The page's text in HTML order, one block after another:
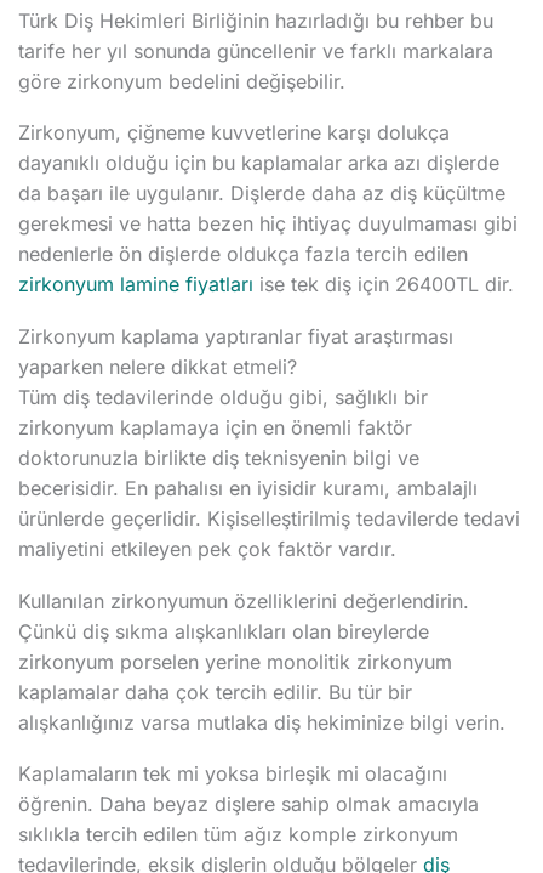
Türk Diş Hekimleri Birliğinin hazırladığı bu rehber bu
tarife her yıl sonunda güncellenir ve farklı markalara
göre zirkonyum bedelini değişebilir.
Zirkonyum, çiğneme kuvvetlerine karşı dolukça
dayanıklı olduğu için bu kaplamalar arka azı dişlerde
da başarı ile uygulanır. Dişlerde daha az diş küçültme
gerekmesi ve hatta bezen hiç ihtiyaç duyulmaması gibi
nedenlerle ön dişlerde oldukça fazla tercih edilen
zirkonyum lamine fiyatları ise tek diş için 26400TL dir.
Zirkonyum kaplama yaptıranlar fiyat araştırması
yaparken nelere dikkat etmeli?
Tüm diş tedavilerinde olduğu gibi, sağlıklı bir
zirkonyum kaplamaya için en önemli faktör
doktorunuzla birlikte diş teknisyenin bilgi ve
becerisidir. En pahalısı en iyisidir kuramı, ambalajlı
ürünlerde geçerlidir. Kişiselleştirilmiş tedavilerde tedavi
maliyetini etkileyen pek çok faktör vardır.
Kullanılan zirkonyumun özelliklerini değerlendirin.
Çünkü diş sıkma alışkanlıkları olan bireylerde
zirkonyum porselen yerine monolitik zirkonyum
kaplamalar daha çok tercih edilir. Bu tür bir
alışkanlığınız varsa mutlaka diş hekiminize bilgi verin.
Kaplamaların tek mi yoksa birleşik mi olacağını
öğrenin. Daha beyaz dişlere sahip olmak amacıyla
sıklıkla tercih edilen tüm ağız komple zirkonyum
tedavilerinde, eksik dişlerin olduğu bölgeler diş